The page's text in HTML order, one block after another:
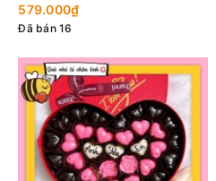
579.000₫
Đã bán 16